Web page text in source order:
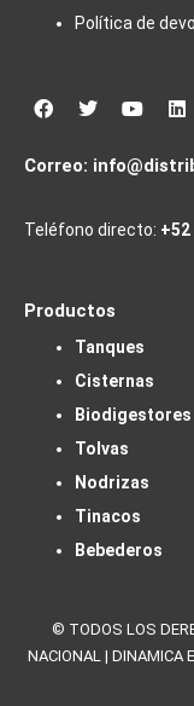
Política de
Facebook
Twitter
Correo:
Teléfono directo: +52
Productos
Tanques
Cisternas
Biodigestores
Tolvas
Nodrizas
Tinacos
Bebederos
© TODOS LOS
NACIONAL | DINAMICA